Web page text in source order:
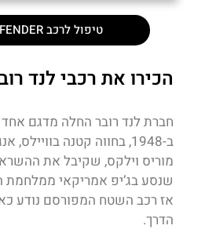
טיפול לרכב NEW DEFENDER
הכירו את רכבי לנד
חברת לנד רובר החלה מדגם
ב-1948, בחווה קטנה
מוריס וילקס, שקיבל את
שנסע בג’יפ אמריקאי ממלחמת
אז רכב השטח המפורסם נודע
הדרך.